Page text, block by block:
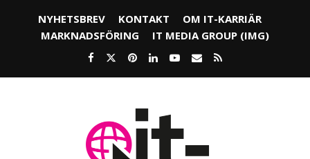
NYHETSBREV KONTAKT
OM IT-KARRIÄR
MARKNADSFÖRING
IT MEDIA GROUP (IMG)